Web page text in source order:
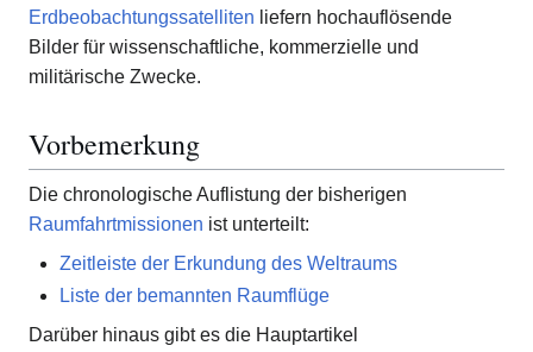
Erdbeobachtungssatelliten liefern hochauflösende
Bilder für wissenschaftliche, kommerzielle und
militärische Zwecke.
Vorbemerkung
Die chronologische Auflistung der bisherigen
Raumfahrtmissionen ist unterteilt:
Zeitleiste der Erkundung des Weltraums
Liste der bemannten Raumflüge
Darüber hinaus gibt es die Hauptartikel